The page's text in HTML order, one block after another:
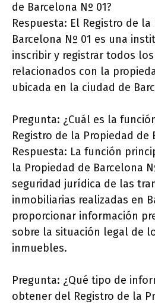
de Barcelona Nº 01?
Respuesta: El Registro de la
Barcelona Nº 01 es una
inscribir y registrar todos
relacionados con la
ubicada en la ciudad de
Pregunta: ¿Cuál es la
Registro de la Propiedad de
Respuesta: La función
la Propiedad de Barcelona
seguridad jurídica de las
inmobiliarias realizadas en
proporcionar información
sobre la situación legal de
inmuebles.
Pregunta: ¿Qué tipo de
obtener del Registro de la